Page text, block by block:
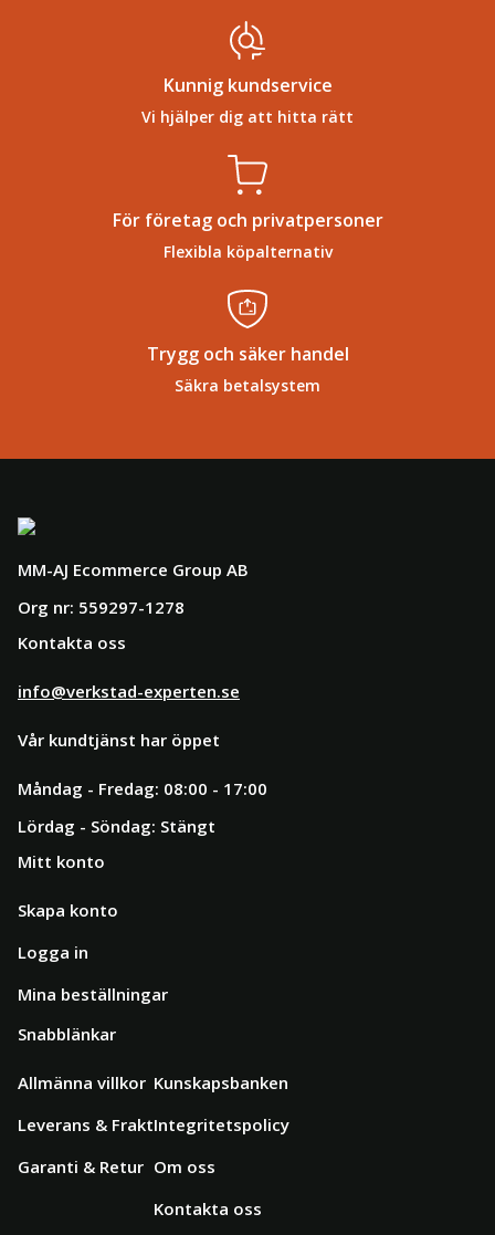
Kunnig kundservice
Vi hjälper dig att hitta rätt
För företag och privatpersoner
Flexibla köpalternativ
Trygg och säker handel
Säkra betalsystem
MM-AJ Ecommerce Group AB
Org nr: 559297-1278
Kontakta oss
info@verkstad-experten.se
Vår kundtjänst har öppet
Måndag - Fredag: 08:00 - 17:00
Lördag - Söndag: Stängt
Mitt konto
Skapa konto
Logga in
Mina beställningar
Snabblänkar
Allmänna villkor
Leverans & Frakt
Garanti & Retur
Kunskapsbanken
Integritetspolicy
Om oss
Kontakta oss